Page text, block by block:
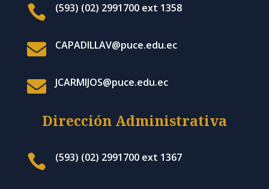
 (593) (02) 2991700 ext 1358
 CAPADILLAV@puce.edu.ec
 JCARMIJOS@puce.edu.ec
Dirección Administrativa
 (593) (02) 2991700 ext 1367